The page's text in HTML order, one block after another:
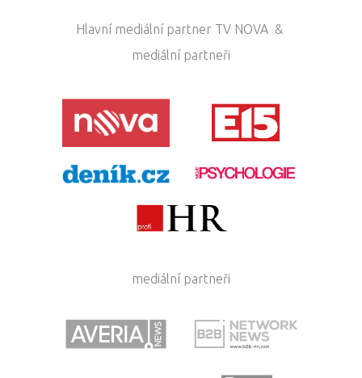
Hlavní mediální partner TV NOVA &
mediální partneři
mediální partneři